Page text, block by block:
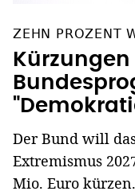
ZEHN PROZENT
Der Bund will
Extremismus
Mio. Euro